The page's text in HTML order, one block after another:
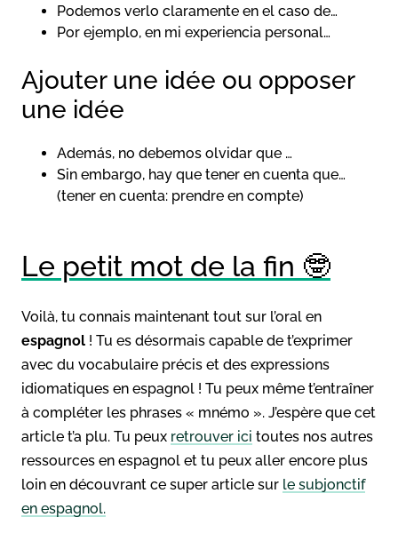
Podemos verlo claramente en el caso de…
Por ejemplo, en mi experiencia personal…
Ajouter une idée ou opposer
une idée
Además, no debemos olvidar que …
Sin embargo, hay que tener en cuenta que…
(tener en cuenta: prendre en compte)
Le petit mot de la fin 🤓
Voilà, tu connais maintenant tout sur l’oral en
espagnol ! Tu es désormais capable de t’exprimer
avec du vocabulaire précis et des expressions
idiomatiques en espagnol ! Tu peux même t’entraîner
à compléter les phrases « mnémo ». J’espère que cet
article t’a plu. Tu peux retrouver ici toutes nos autres
ressources en espagnol et tu peux aller encore plus
loin en découvrant ce super article sur le subjonctif
en espagnol.